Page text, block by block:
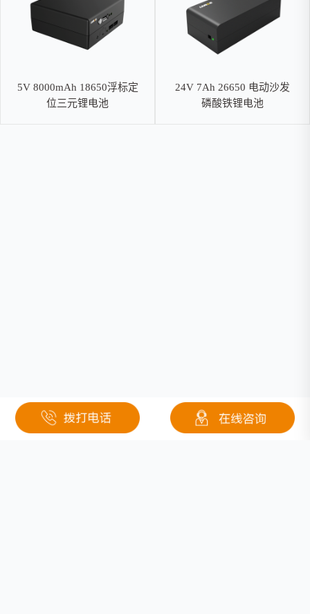
5V 8000mAh 18650浮标定
位三元锂电池
24V 7Ah 26650 电动沙发
磷酸铁锂电池